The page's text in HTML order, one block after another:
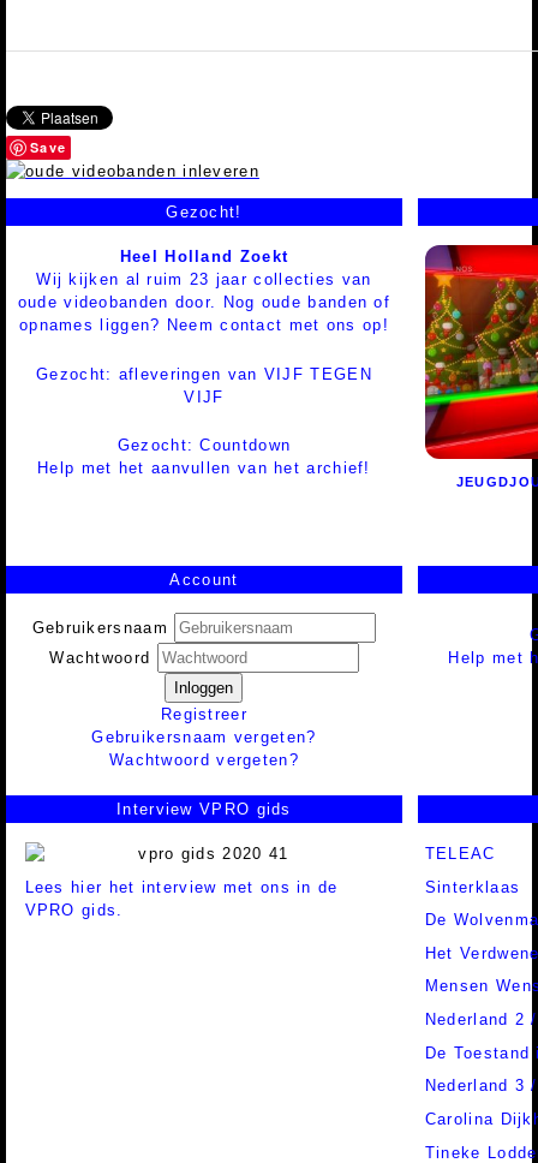
Save
Gezocht!
Heel Holland Zoekt
Wij kijken al ruim 23 jaar collecties van
oude videobanden door. Nog oude banden of
opnames liggen? Neem contact met ons op!
Gezocht: afleveringen van VIJF TEGEN
VIJF
Gezocht: Countdown
Help met het aanvullen van het archief!
Account
Gebruikersnaam
Wachtwoord
Inloggen
Registreer
Gebruikersnaam vergeten?
Wachtwoord vergeten?
Help met
Interview VPRO gids
Lees hier het interview met ons in de
VPRO gids.
TELEAC
Sinterklaas
De
Het
Mensen
Nederland 2
De Toestand
Nederland 3
Carolina
Tineke